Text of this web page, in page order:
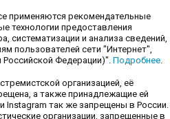
применяются рекомендательные
технологии предоставления
систематизации и анализа сведений,
пользователей сети "Интернет",
Федерации)". Подробнее
организацией, её
а также принадлежащие ей
Instagram так же запрещены в России.
организации, запрещенные в